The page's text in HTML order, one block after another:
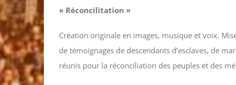
Création originale en images, musique et voix.
de témoignages de descendants d’esclaves, de